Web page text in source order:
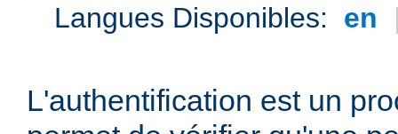
Langues Disponibles: en
L'authentification est un